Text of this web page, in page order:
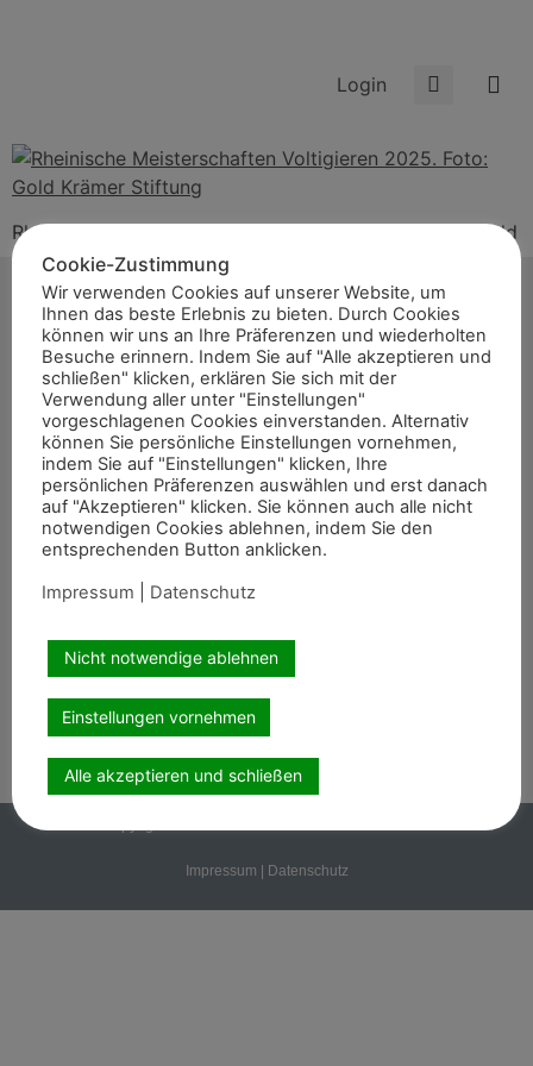
Login
Rheinische Meisterschaften Voltigieren 2025. Foto: Gold
Krämer Stiftung
Start
News
Themen
Termine
8er-Team
Kontakt
Wir sind auch auf
Impressum Datenschutz
Cookie-Zustimmung
Wir verwenden Cookies auf unserer Website, um
Ihnen das beste Erlebnis zu bieten. Durch Cookies
können wir uns an Ihre Präferenzen und wiederholten
Besuche erinnern. Indem Sie auf "Alle akzeptieren und
schließen" klicken, erklären Sie sich mit der
Verwendung aller unter "Einstellungen"
vorgeschlagenen Cookies einverstanden. Alternativ
können Sie persönliche Einstellungen vornehmen,
indem Sie auf "Einstellungen" klicken, Ihre
persönlichen Präferenzen auswählen und erst danach
auf "Akzeptieren" klicken. Sie können auch alle nicht
notwendigen Cookies ablehnen, indem Sie den
entsprechenden Button anklicken.
Impressum
Datenschutz
Nicht notwendige ablehnen
Einstellungen vornehmen
Alle akzeptieren und schließen